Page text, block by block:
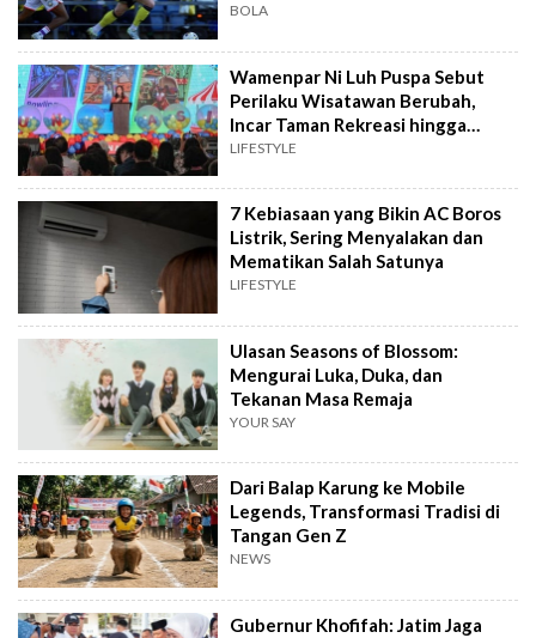
BOLA
Wamenpar Ni Luh Puspa Sebut
Perilaku Wisatawan Berubah,
Incar Taman Rekreasi hingga
Atraksi Wisata
LIFESTYLE
7 Kebiasaan yang Bikin AC Boros
Listrik, Sering Menyalakan dan
Mematikan Salah Satunya
LIFESTYLE
Ulasan Seasons of Blossom:
Mengurai Luka, Duka, dan
Tekanan Masa Remaja
YOUR SAY
Dari Balap Karung ke Mobile
Legends, Transformasi Tradisi di
Tangan Gen Z
NEWS
Gubernur Khofifah: Jatim Jaga